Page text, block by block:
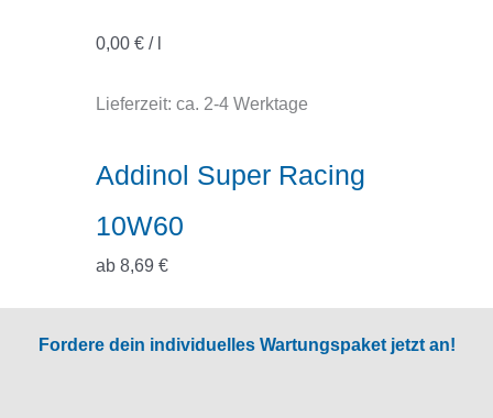
0,00 €/
Lieferzeit: ca. 2-4 Werktage
Addinol Super Racing
10W60
ab 8,69 €
Fordere dein individuelles Wartungspaket jetzt an!